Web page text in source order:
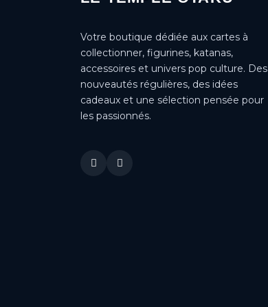
Votre boutique dédiée aux cartes à
collectionner, figurines, katanas,
accessoires et univers pop culture. Des
nouveautés régulières, des idées
cadeaux et une sélection pensée pour
les passionnés.